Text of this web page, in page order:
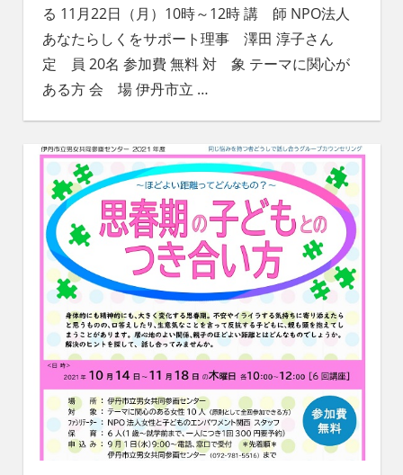
代
に
引
き
継
か
な
ま
ち
へ
る 11月22日（月）10時～12時 講 師 NPO法人
あなたらしくをサポート理事 澤田 淳子さん
定 員 20名 参加費 無料 対 象 テーマに関心が
ある方 会 場 伊丹市立 …